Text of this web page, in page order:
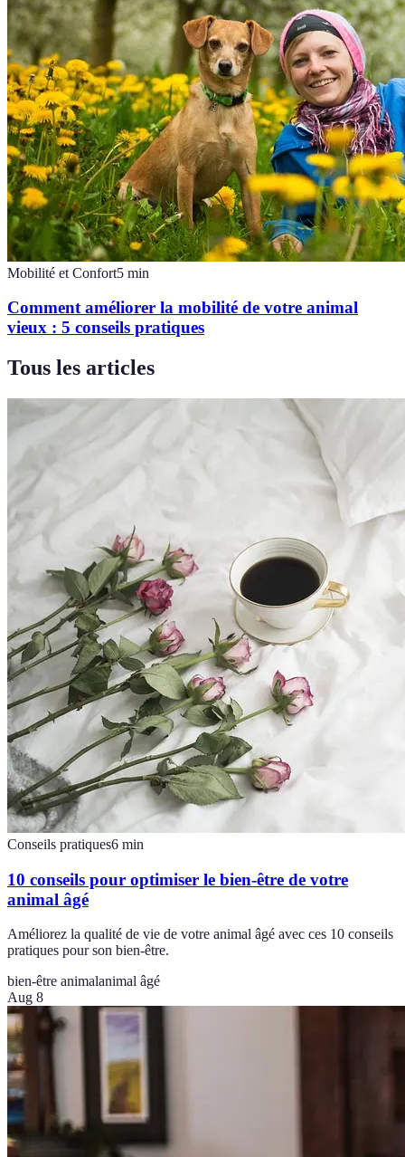
Mobilité et Confort5 min
Comment améliorer la mobilité de votre animal
vieux : 5 conseils pratiques
Tous les articles
Conseils pratiques6 min
10 conseils pour optimiser le bien-être de votre
animal âgé
Améliorez la qualité de vie de votre animal âgé avec ces 10 conseils
pratiques pour son bien-être.
bien-être animalanimal âgé
Aug 8